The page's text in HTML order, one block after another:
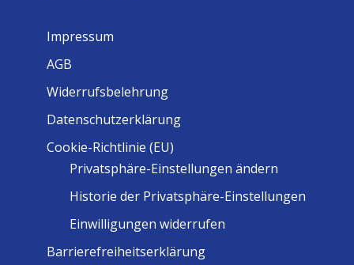
Impressum
AGB
Widerrufsbelehrung
Datenschutzerklärung
Cookie-Richtlinie (EU)
Privatsphäre-Einstellungen ändern
Historie der Privatsphäre-Einstellungen
Einwilligungen widerrufen
Barrierefreiheitserklärung